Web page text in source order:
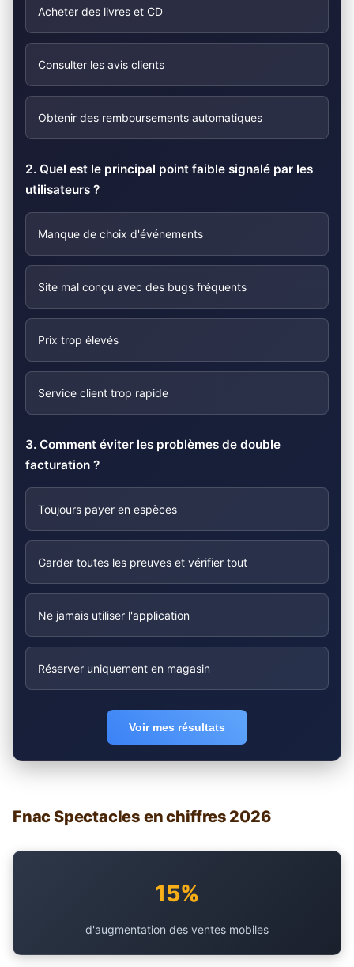
Acheter des livres et CD
Consulter les avis clients
Obtenir des remboursements automatiques
2. Quel est le principal point faible signalé par les
utilisateurs ?
Manque de choix d'événements
Site mal conçu avec des bugs fréquents
Prix trop élevés
Service client trop rapide
3. Comment éviter les problèmes de double
facturation ?
Toujours payer en espèces
Garder toutes les preuves et vérifier tout
Ne jamais utiliser l'application
Réserver uniquement en magasin
Voir mes résultats
Fnac Spectacles en chiffres 2026
15%
d'augmentation des ventes mobiles